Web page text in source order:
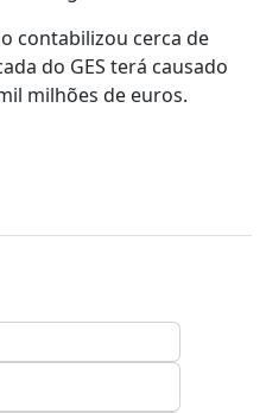
contabilizou cerca de
do GES terá causado
milhões de euros.